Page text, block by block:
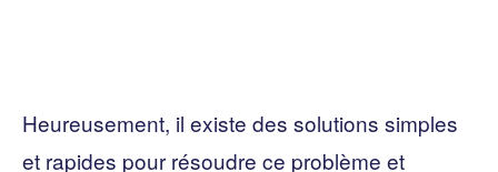
Heureusement, il existe des solutions simples
et rapides pour résoudre ce problème et